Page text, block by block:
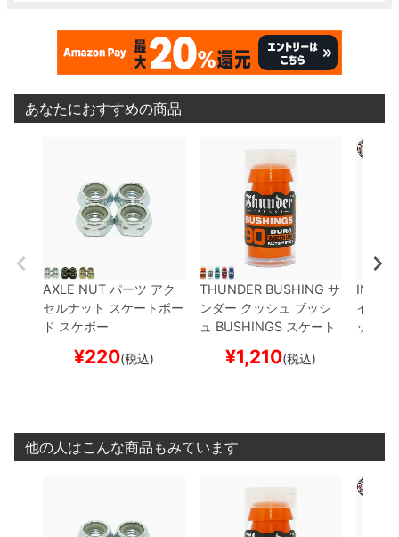
あなたにおすすめの商品
AXLE NUT パーツ アク
セルナット スケートボー
ド スケボー
¥220(税込)
THUNDER BUSHING サ
ンダー クッシュ ブッシ
ュ BUSHINGS スケート
¥1,210(税込)
インデ
ット
他の人はこんな商品もみています